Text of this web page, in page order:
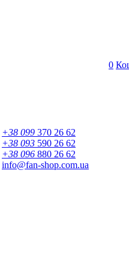
0
+38 099 370 26 62
+38 093 590 26 62
+38 096 880 26 62
info@fan-shop.com.ua